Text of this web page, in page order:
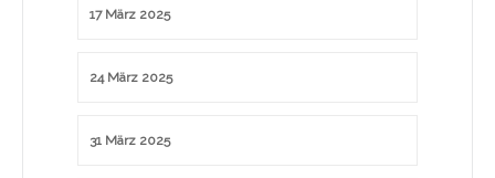
17 März 2025
24 März 2025
31 März 2025